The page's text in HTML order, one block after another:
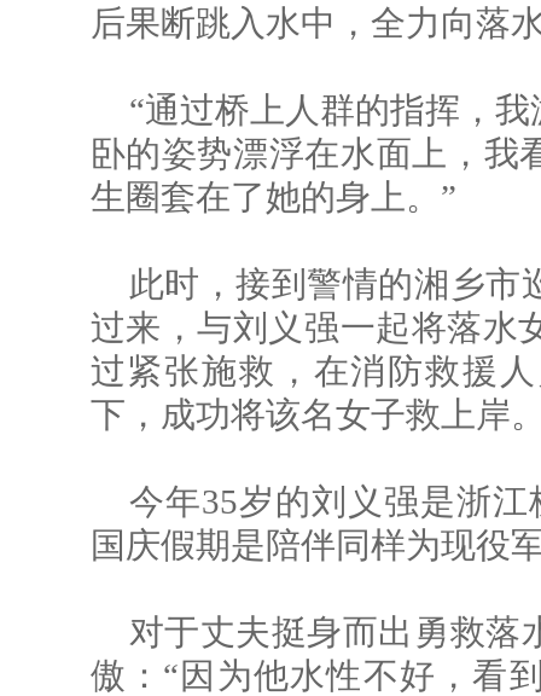
后果断跳入水中，全力向落
“通过桥上人群的指挥，
卧的姿势漂浮在水面上，我
生圈套在了她的身上。”
此时，接到警情的湘乡市
过来，与刘义强一起将落水
过紧张施救，在消防救援
下，成功将该名女子救上岸
今年35岁的刘义强是浙
国庆假期是陪伴同样为现役
对于丈夫挺身而出勇救落
傲：“因为他水性不好，看